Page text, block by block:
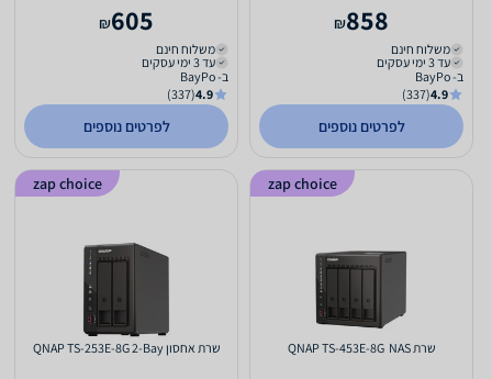
858
₪
משלוח חינם
עד 3 ימי עסקים
ב- BayPo
4.9
(337)
לפרטים נוספים
605
₪
משלוח חינם
עד 3 ימי עסקים
ב- BayPo
4.9
(337)
לפרטים נוספים
שרת NAS ‏ QNAP TS-453E-8G
zap choice
שרת אחסון QNAP TS-253E-8G 2-Bay
zap choice